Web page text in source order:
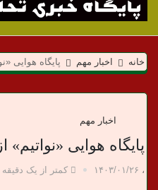
م
ی
د
ا
ن
خانه اخبار مهم پایگاه هوایی
اخبار مهم
پایگاه هوایی
، ۱۴۰۳/۰۱/۲۶ کمتر از یک دقیقه